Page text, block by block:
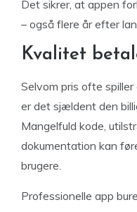
Det sikrer, at appen
– også flere år efter
Kvalitet
Selvom pris ofte spiller
er det sjældent den
Mangelfuld kode,
dokumentation kan
brugere.
Professionelle app